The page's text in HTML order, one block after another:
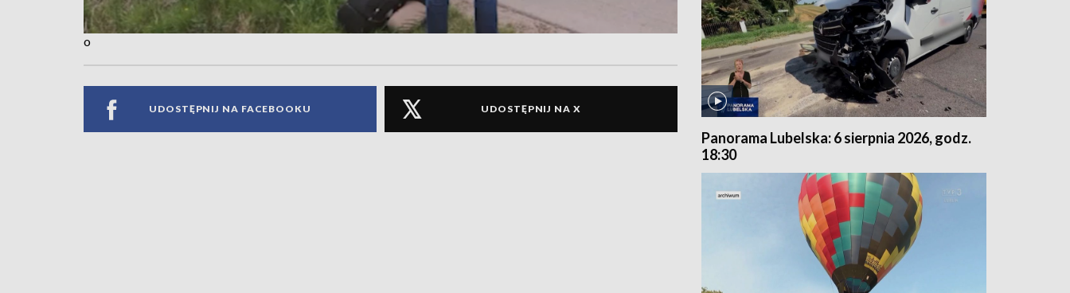
o
UDOSTĘPNIJ NA FACEBOOKU UDOSTĘPNIJ NA X
Panorama Lubelska: 6 sierpnia 2026, godz.
18:30